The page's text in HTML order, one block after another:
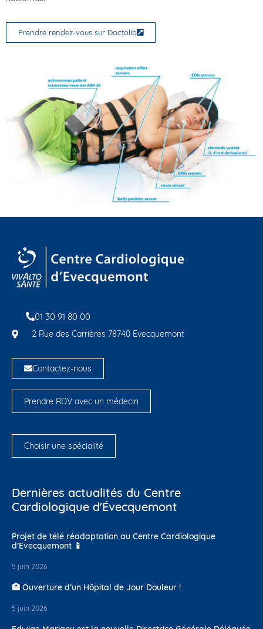
Prendre rendez-vous sur Doctolib
01 30 91 80 00
2 Rue des Carrières 78740 Évecquemont
Contactez-nous
Prendre RDV avec un médecin
Choisir une spécialité
Dernières actualités du Centre
Cardiologique d'Évecquemont
Projet de télé réadaptation au Centre Cardiologique
d’Evecquemont 📱
5 juin 2026
🏥 Ouverture d’un Hôpital de Jour Douleur !
5 juin 2026